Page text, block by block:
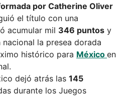
por Catherine Oliver
el título con una
acumular mil 346 puntos y
la presea dorada
histórico para México en
dejó atrás las 145
durante los Juegos